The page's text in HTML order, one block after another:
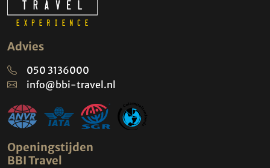
Advies
050 3136000
info@bbi-travel.nl
Openingstijden
BBI Travel